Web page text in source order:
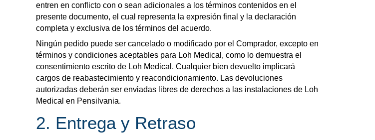
entren en conflicto con o sean adicionales a los términos contenidos en el
presente documento, el cual representa la expresión final y la declaración
completa y exclusiva de los términos del acuerdo.
Ningún pedido puede ser cancelado o modificado por el Comprador, excepto en
términos y condiciones aceptables para Loh Medical, como lo demuestra el
consentimiento escrito de Loh Medical. Cualquier bien devuelto implicará
cargos de reabastecimiento y reacondicionamiento. Las devoluciones
autorizadas deberán ser enviadas libres de derechos a las instalaciones de Loh
Medical en Pensilvania.
2. Entrega y Retraso